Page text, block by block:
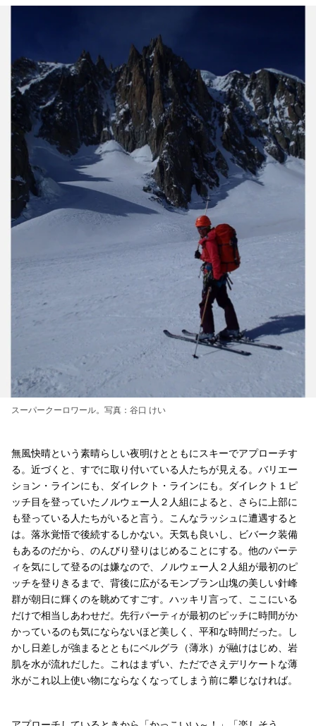
スーパークーロワール。写真：谷口 けい
無風快晴という素晴らしい夜明けとともにスキーでアプローチす
る。近づくと、すでに取り付いている人たちが見える。バリエー
ション・ラインにも、ダイレクト・ラインにも。ダイレクト１ピ
ッチ目を登っていたノルウェー人２人組によると、さらに上部に
も登っている人たちがいると言う。こんなラッシュに遭遇すると
は。落氷覚悟で後続するしかない。天気も良いし、ビバーク装備
もあるのだから、のんびり登りはじめることにする。他のパーテ
ィを気にして登るのは嫌なので、ノルウェー人２人組が最初のピ
ッチを登りきるまで、背後に広がるモンブラン山塊の美しい針峰
群が朝日に輝くのを眺めてすごす。ハッキリ言って、ここにいる
だけで相当しあわせだ。先行パーティが最初のピッチに時間がか
かっているのも気にならないほど美しく、平和な時間だった。し
かし日差しが強まるとともにベルグラ（薄氷）が融けはじめ、岩
肌を水が流れだした。これはまずい、ただでさえデリケートな薄
氷がこれ以上使い物にならなくなってしまう前に攀じなければ。